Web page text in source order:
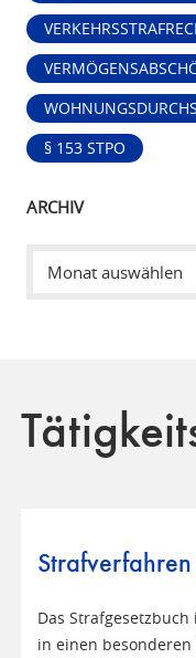
§ 153 STPO
ARCHIV
Das
in einen